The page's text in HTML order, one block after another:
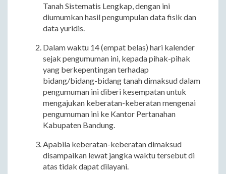
Tanah Sistematis Lengkap, dengan ini
diumumkan hasil pengumpulan data fisik dan
data yuridis.
Dalam waktu 14 (empat belas) hari kalender
sejak pengumuman ini, kepada pihak-pihak
yang berkepentingan terhadap
bidang/bidang-bidang tanah dimaksud dalam
pengumuman ini diberi kesempatan untuk
mengajukan keberatan-keberatan mengenai
pengumuman ini ke Kantor Pertanahan
Kabupaten Bandung.
Apabila keberatan-keberatan dimaksud
disampaikan lewat jangka waktu tersebut di
atas tidak dapat dilayani.